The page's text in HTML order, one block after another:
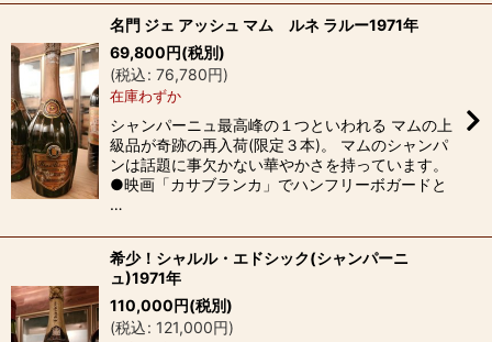
名門 ジェ アッシュ マム ルネ ラルー1971年
69,800円(税別)
(税込: 76,780円)
在庫わずか
シャンパーニュ最高峰の１つといわれる マムの上
級品が奇跡の再入荷(限定３本)。 マムのシャンパ
ンは話題に事欠かない華やかさを持っています。
●映画「カサブランカ」でハンフリーボガードと
…
希少！シャルル・エドシック(シャンパーニ
ュ)1971年
110,000円(税別)
(税込: 121,000円)